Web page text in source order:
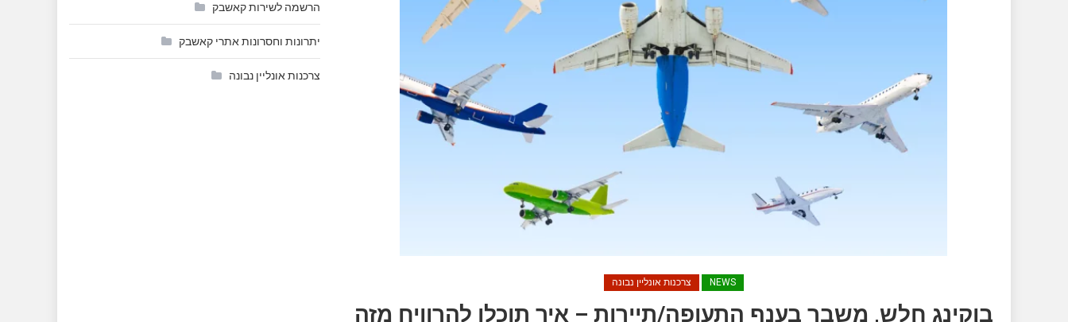
NEWS צרכנות אונליין נבונה
בוקינג חלש, משבר בענף התעופה/תיירות – איך תוכלו להרוויח מזה
הרשמה לשירות קאשבק
יתרונות וחסרונות אתרי קאשבק
צרכנות אונליין נבונה